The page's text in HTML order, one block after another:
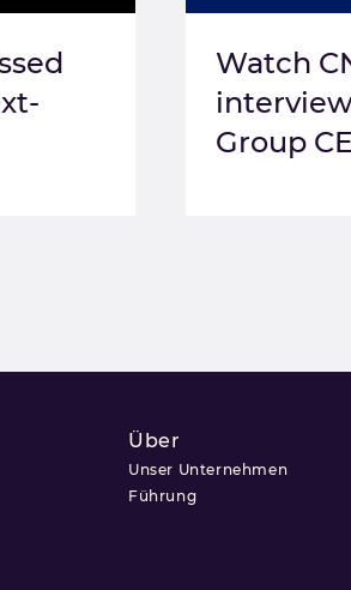
Watch
Group
Über
Unser Unternehmen
Führung